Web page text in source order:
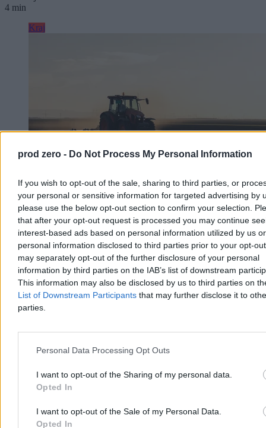
prod zero - Do Not Process My Personal Information
If you wish to opt-out of the sale, sharing to third parties, or
your personal or sensitive information for targeted advertising by
please use the below opt-out section to confirm your selection.
that after your opt-out request is processed you may continue
interest-based ads based on personal information utilized by us or
personal information disclosed to third parties prior to your opt-
may separately opt-out of the further disclosure of your personal
information by third parties on the IAB’s list of downstream
This information may also be disclosed by us to third parties on
List of Downstream Participants that may further disclose it to
parties.
Personal Data Processing Opt Outs
I want to opt-out of the Sharing of my personal data.
Opted In
I want to opt-out of the Sale of my Personal Data.
Opted In
4 min
Kraj
Rolnik zaorał nowy asfalt w Gliwicach. Straty to
ok. 400 tys. zł
W piątek w gliwickiej dzielnicy Ostropa 60-letni rolnik ciągnikiem
marki Ursus celowo wjechał na świeżo położony asfalt, niszcząc
pługiem ok. 200 metrów nowej jezdni. Twierdził, że droga należy
do niego. Policja zatrzymała go na gorącym uczynku. Straty
oszacowano wstępnie na ok. 400 tys. zł.
Wczoraj 18:17
Reklama
Reklama